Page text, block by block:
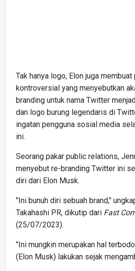
Tak hanya logo, Elon juga membuat
kontroversial yang menyebutkan
branding untuk nama Twitter
dan logo burung legendaris di
ingatan pengguna sosial media
ini.
Seorang pakar public relations,
menyebut re-branding Twitter ini
diri dari Elon Musk.
"Ini bunuh diri sebuah brand,"
Takahashi PR, dikutip dari Fast
(25/07/2023).
"Ini mungkin merupakan hal
(Elon Musk) lakukan sejak